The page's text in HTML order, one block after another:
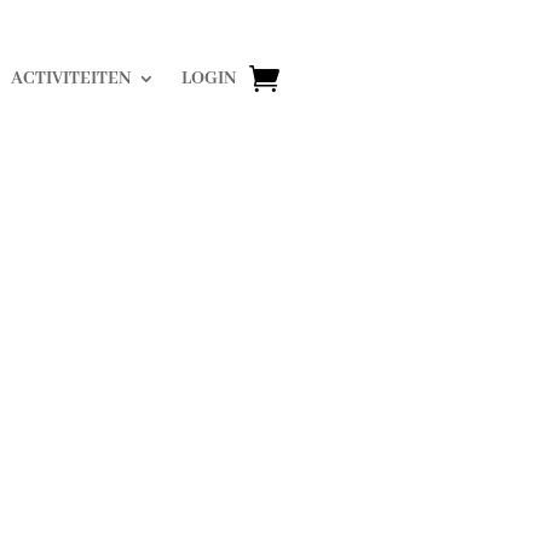
ACTIVITEITEN LOGIN